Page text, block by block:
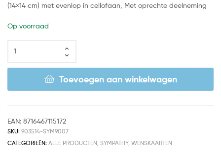
(14×14 cm) met evenlop in cellofaan, Met oprechte deelneming
Op voorraad
Toevoegen aan winkelwagen
EAN: 8716467115172
SKU: 903514-SYM9007
CATEGORIEËN: ALLE PRODUCTEN SYMPATHY, WENSKAARTEN